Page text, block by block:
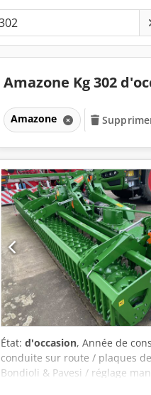
Amazone Kg 302
Amazone
État: d'occasion, Année de
conduite sur route / plaques
Bondioli & Pavesi / réglage
de support pour fixation KG